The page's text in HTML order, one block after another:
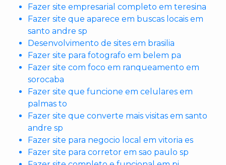
Fazer site empresarial completo em teresina
Fazer site que aparece em buscas locais em
santo andre sp
Desenvolvimento de sites em brasilia
Fazer site para fotografo em belem pa
Fazer site com foco em ranqueamento em
sorocaba
Fazer site que funcione em celulares em
palmas to
Fazer site que converte mais visitas em santo
andre sp
Fazer site para negocio local em vitoria es
Fazer site para corretor em sao paulo sp